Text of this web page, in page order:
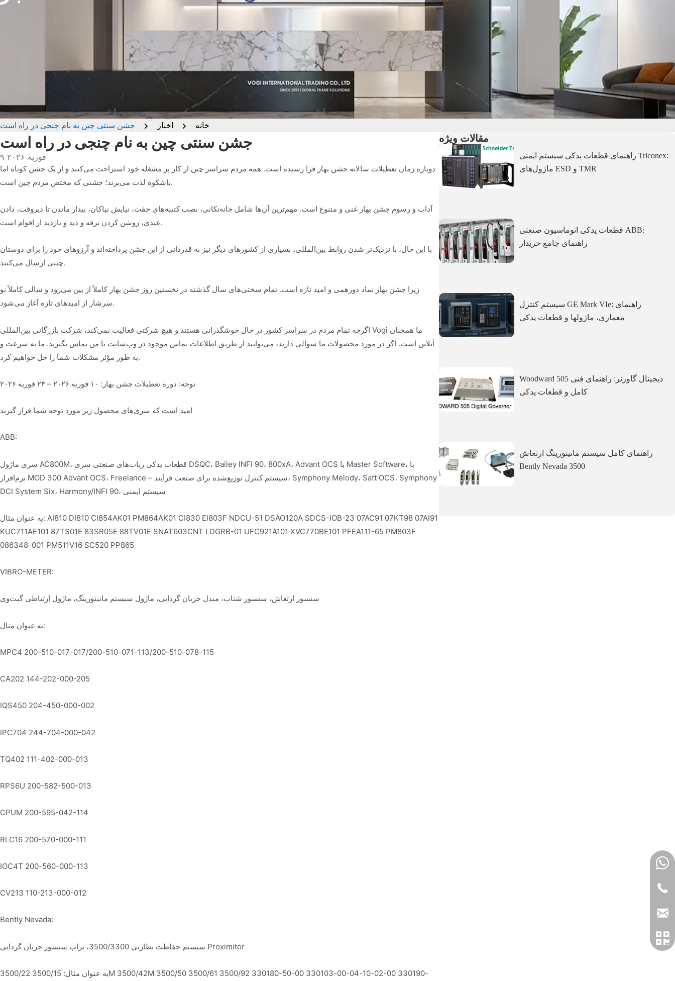
خانه اخبار جشن سنتی چین به نام چنجی در راه است
جشن سنتی چین به نام چنجی در راه است
۹ فوریه ۲۰۲۶
دوباره زمان تعطیلات سالانه جشن بهار فرا رسیده است. همه مردم سراسر چین از کار پر مشغله خود استراحت می‌کنند و از یک جشن کوتاه اما
باشکوه لذت می‌برند؛ جشنی که مختص مردم چین است.
آداب و رسوم جشن بهار غنی و متنوع است. مهم‌ترین آن‌ها شامل خانه‌تکانی، نصب کتیبه‌های جفت، نیایش نیاکان، بیدار ماندن تا دیروقت، دادن
عیدی، روشن کردن ترقه و دید و بازدید از اقوام است.
با این حال، با نزدیک‌تر شدن روابط بین‌المللی، بسیاری از کشورهای دیگر نیز به قدردانی از این جشن پرداخته‌اند و آرزوهای خود را برای دوستان
چینی ارسال می‌کنند.
زیرا جشن بهار نماد دورهمی و امید تازه است. تمام سختی‌های سال گذشته در نخستین روز جشن بهار کاملاً از بین می‌رود و سالی کاملاً نو
سرشار از امیدهای تازه آغاز می‌شود.
اگرچه تمام مردم در سراسر کشور در حال خوشگذرانی هستند و هیچ شرکتی فعالیت نمی‌کند، شرکت بازرگانی بین‌المللی Vogi ما همچنان
آنلاین است. اگر در مورد محصولات ما سوالی دارید، می‌توانید از طریق اطلاعات تماس موجود در وب‌سایت با من تماس بگیرید. ما به سرعت و
به طور مؤثر مشکلات شما را حل خواهیم کرد.
توجه: دوره تعطیلات جشن بهار: ۱۰ فوریه ۲۰۲۶ – ۲۴ فوریه ۲۰۲۶
امید است که سری‌های محصول زیر مورد توجه شما قرار گیرند
ABB:
سری ماژول AC800M، قطعات یدکی ربات‌های صنعتی سری DSQC، Bailey INFI 90، 800xA، Advant OCS با Master Software، با
نرم‌افزار MOD 300 Advant OCS، Freelance – سیستم کنترل توزیع‌شده برای صنعت فرآیند، Symphony Melody، Satt OCS، Symphony
DCI System Six، Harmony/INFI 90، سیستم ایمنی
به عنوان مثال: AI810 DI810 CI854AK01 PM864AK01 CI830 EI803F NDCU-51 DSAO120A SDCS-IOB-23 07AC91 07KT98 07AI91
KUC711AE101 87TS01E 83SR05E 88TV01E SNAT603CNT LDGRB-01 UFC921A101 XVC770BE101 PFEA111-65 PM803F
086348-001 PM511V16 SC520 PP865
VIBRO-METER:
سنسور ارتعاش، سنسور شتاب، مبدل جریان گردابی، ماژول سیستم مانیتورینگ، ماژول ارتباطی گیت‌وی
به عنوان مثال:
MPC4 200-510-017-017/200-510-071-113/200-510-078-115
CA202 144-202-000-205
IQS450 204-450-000-002
IPC704 244-704-000-042
TQ402 111-402-000-013
RPS6U 200-582-500-013
CPUM 200-595-042-114
RLC16 200-570-000-111
IOC4T 200-560-000-113
CV213 110-213-000-012
Bently Nevada:
سیستم حفاظت نظارتی 3500/3300، پراب سنسور جریان گردابی Proximitor
به عنوان مثال: 3500/15 3500/22M 3500/42M 3500/50 3500/61 3500/92 330180-50-00 330103-00-04-10-02-00 330190-
مقالات ویژه
راهنمای قطعات یدکی سیستم ایمنی Triconex:
ماژول‌های ESD و TMR
قطعات یدکی اتوماسیون صنعتی ABB:
راهنمای جامع خریدار
سیستم کنترل GE Mark VIe: راهنمای
معماری، ماژولها و قطعات یدکی
Woodward 505 دیجیتال گاورنر: راهنمای فنی
کامل و قطعات یدکی
راهنمای کامل سیستم مانیتورینگ ارتعاش
Bently Nevada 3500